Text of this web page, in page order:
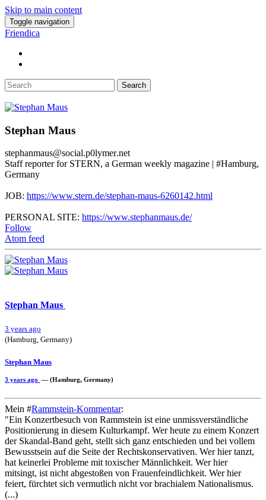
Skip to main content
Toggle navigation
Friendica
Search
Stephan Maus
stephanmaus@social.p0lymer.net
Staff reporter for STERN, a German weekly magazine | #Hamburg,
Germany
JOB: https://www.stern.de/stephan-maus-6260142.html
PERSONAL SITE: https://www.stephanmaus.de/
Follow
Atom feed
Stephan Maus
3 years ago
(Hamburg, Germany)
Stephan Maus
3 years ago — (Hamburg, Germany)
Mein #Rammstein-Kommentar:
"Ein Konzertbesuch von Rammstein ist eine unmissverständliche
Positionierung in diesem Kulturkampf. Wer heute zu einem Konzert
der Skandal-Band geht, stellt sich ganz entschieden und bei vollem
Bewusstsein auf die Seite der Rechtskonservativen. Wer hier tanzt,
hat keinerlei Probleme mit toxischer Männlichkeit. Wer hier
mitsingt, ist nicht abgestoßen von Frauenfeindlichkeit. Wer hier
feiert, fürchtet sich vermutlich nicht vor brachialem Nationalismus.
(...)